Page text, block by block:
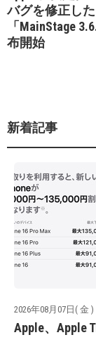
バグを修正した
「MainStage
布開始
新着記事
2026年08月07日( 金 )
Apple、Apple